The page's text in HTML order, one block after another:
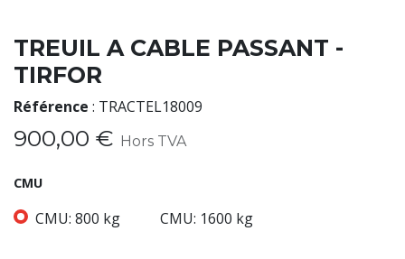
TREUIL A CABLE PASSANT -
TIRFOR
Référence : TRACTEL18009
900,00 € Hors TVA
CMU
CMU: 800 kg CMU: 1600 kg